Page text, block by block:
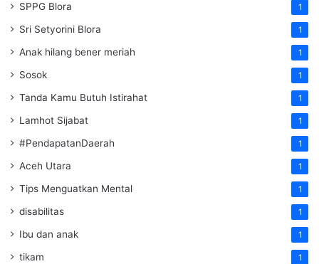
SPPG Blora 1
Sri Setyorini Blora 1
Anak hilang bener meriah 1
Sosok 1
Tanda Kamu Butuh Istirahat 1
Lamhot Sijabat 1
#PendapatanDaerah 1
Aceh Utara 1
Tips Menguatkan Mental 1
disabilitas 1
Ibu dan anak 1
tikam 1